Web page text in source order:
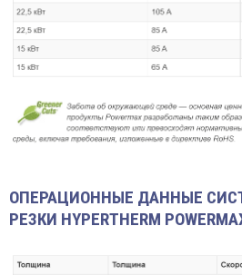
ОПЕРАЦИОННЫЕ ДАННЫЕ
РЕЗКИ HYPERTHERM